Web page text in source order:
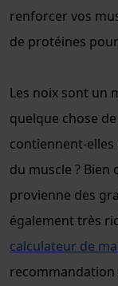
renforcer vos
de protéines
Les noix sont un
quelque chose
contiennent-
du muscle ?
provienne des
également très
calculateur de